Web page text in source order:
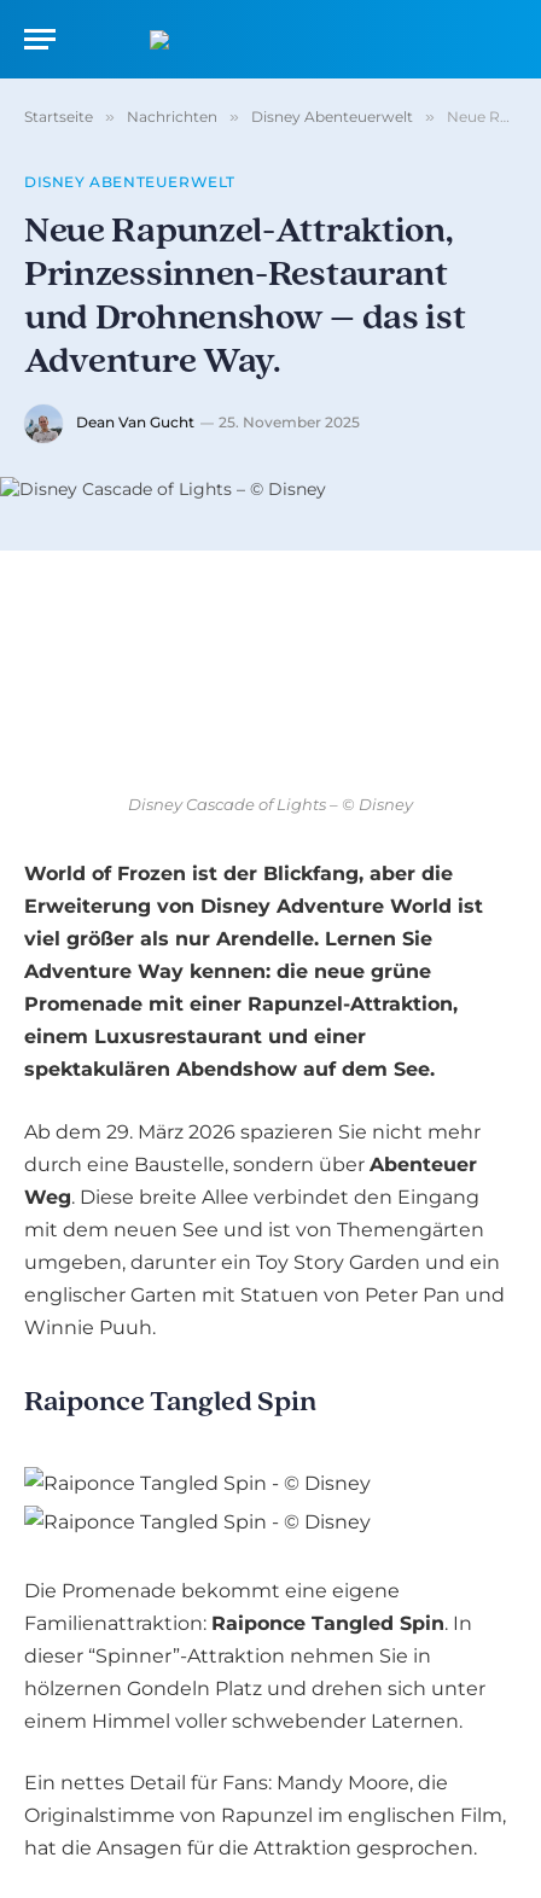
Startseite » Nachrichten » Disney Abenteuerwelt » Neue Rapunzel-Attraktion, Prinzessinnen-Restaurant und Drohnenshow – das ist Adventure Way.
DISNEY ABENTEUERWELT
Neue Rapunzel-Attraktion,
Prinzessinnen-Restaurant
und Drohnenshow – das ist
Adventure Way.
Dean Van Gucht 25. November 2025
Disney Cascade of Lights – © Disney
World of Frozen ist der Blickfang, aber die
Erweiterung von Disney Adventure World ist
viel größer als nur Arendelle. Lernen Sie
Adventure Way kennen: die neue grüne
Promenade mit einer Rapunzel-Attraktion,
einem Luxusrestaurant und einer
spektakulären Abendshow auf dem See.
Ab dem 29. März 2026 spazieren Sie nicht mehr
durch eine Baustelle, sondern über Abenteuer
Weg. Diese breite Allee verbindet den Eingang
mit dem neuen See und ist von Themengärten
umgeben, darunter ein Toy Story Garden und ein
englischer Garten mit Statuen von Peter Pan und
Winnie Puuh.
Raiponce Tangled Spin
Die Promenade bekommt eine eigene
Familienattraktion: Raiponce Tangled Spin. In
dieser “Spinner”-Attraktion nehmen Sie in
hölzernen Gondeln Platz und drehen sich unter
einem Himmel voller schwebender Laternen.
Ein nettes Detail für Fans: Mandy Moore, die
Originalstimme von Rapunzel im englischen Film,
hat die Ansagen für die Attraktion gesprochen.